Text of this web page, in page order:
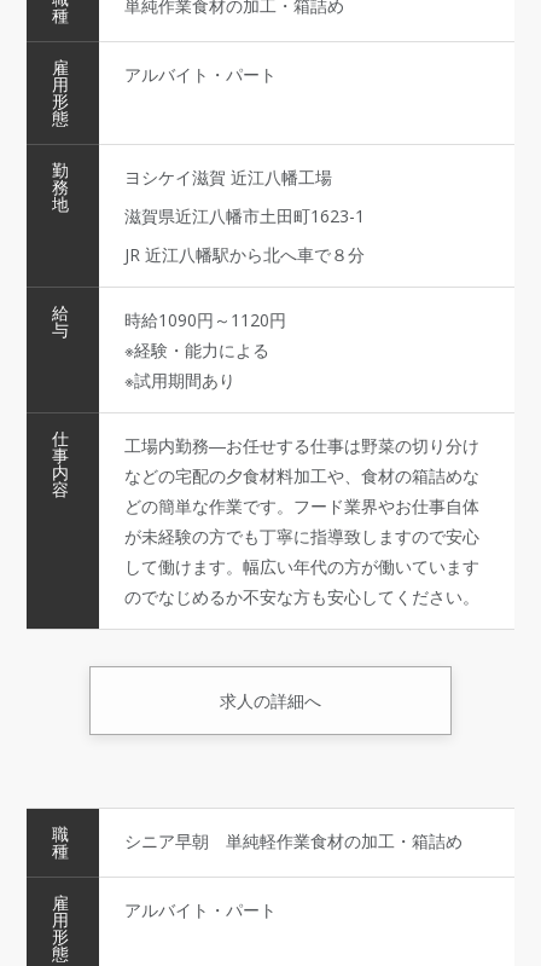
種 単純作業食材の加工・箱詰め
雇
用
形
態
アルバイト・パート
勤
務
地
ヨシケイ滋賀 近江八幡工場
滋賀県近江八幡市土田町1623-1
JR 近江八幡駅から北へ車で８分
給
与
時給1090円～1120円
※経験・能力による
※試用期間あり
仕
事
内
容
工場内勤務―お任せする仕事は野菜の切り分け
などの宅配の夕食材料加工や、食材の箱詰めな
どの簡単な作業です。フード業界やお仕事自体
が未経験の方でも丁寧に指導致しますので安心
して働けます。幅広い年代の方が働いています
のでなじめるか不安な方も安心してください。
求人の詳細へ
職
種 シニア早朝 単純軽作業食材の加工・箱詰め
雇
用
形
態
アルバイト・パート